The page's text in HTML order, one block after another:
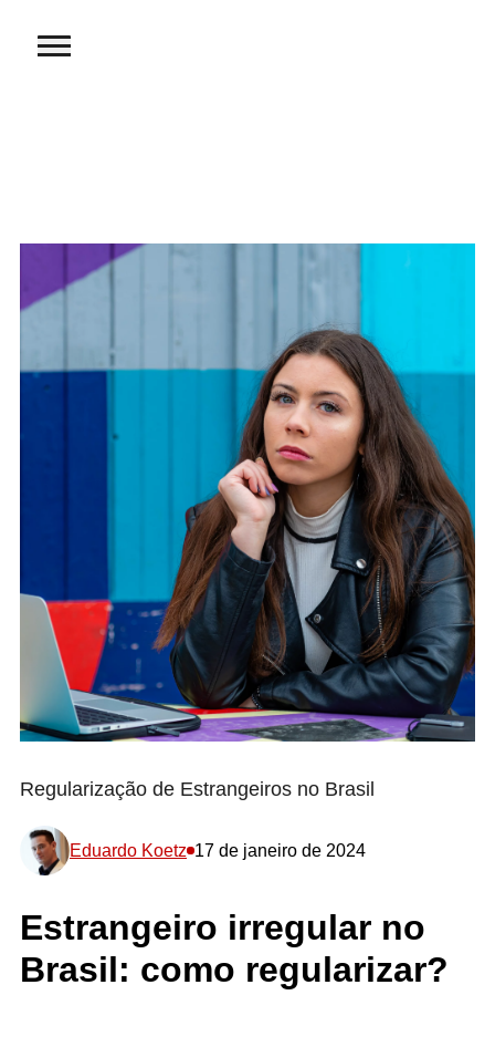
Regularização de Estrangeiros no Brasil
Eduardo Koetz 17 de janeiro de 2024
Estrangeiro irregular no
Brasil: como regularizar?